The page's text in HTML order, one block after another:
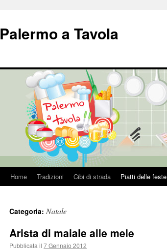
Palermo a Tavola
Vai
contenuto
Home Tradizioni Cibi di strada Piatti delle feste
Categoria: Natale
Arista di maiale alle mele
Pubblicata il 7 Gennaio 2012